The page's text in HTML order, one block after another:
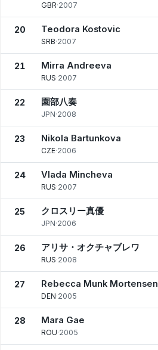
GBR·2007
20 Teodora Kostovic
SRB·2007
21 Mirra Andreeva
RUS·2007
22 園部八奏
JPN·2008
23 Nikola Bartunkova
CZE·2006
24 Vlada Mincheva
RUS·2007
25 クロスリー真優
JPN·2006
26 アリサ・オクチャブレワ
RUS·2008
27 Rebecca Munk Mortensen
DEN·2005
28 Mara Gae
ROU·2005